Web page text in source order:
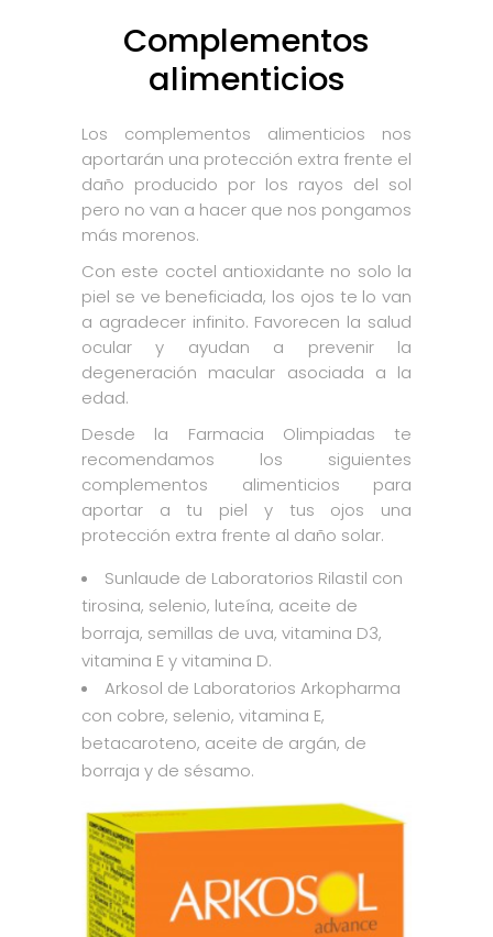
Complementos
alimenticios
Los complementos alimenticios nos
aportarán una protección extra frente el
daño producido por los rayos del sol
pero no van a hacer que nos pongamos
más morenos.
Con este coctel antioxidante no solo la
piel se ve beneficiada, los ojos te lo van
a agradecer infinito. Favorecen la salud
ocular y ayudan a prevenir la
degeneración macular asociada a la
edad.
Desde la Farmacia Olimpiadas te
recomendamos los siguientes
complementos alimenticios para
aportar a tu piel y tus ojos una
protección extra frente al daño solar.
Sunlaude de Laboratorios Rilastil con
tirosina, selenio, luteína, aceite de
borraja, semillas de uva, vitamina D3,
vitamina E y vitamina D.
Arkosol de Laboratorios Arkopharma
con cobre, selenio, vitamina E,
betacaroteno, aceite de argán, de
borraja y de sésamo.